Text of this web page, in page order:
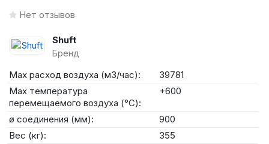
Нет отзывов
Shuft
Бренд
Max расход воздуха (м3/час):
39781
Max температура
перемещаемого воздуха (°C):
+600
ø соединения (мм):
900
Вес (кг):
355